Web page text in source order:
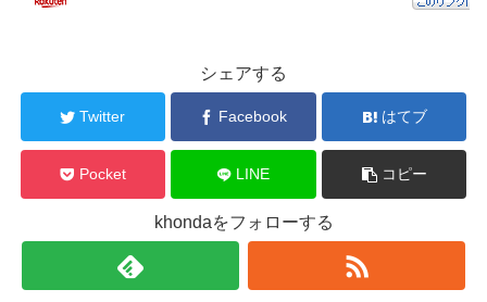
シェアする
Twitter Facebook はてブ
Pocket LINE コピー
khondaをフォローする